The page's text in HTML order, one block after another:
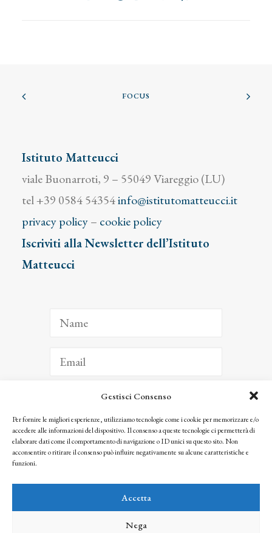
Gestisci Consenso
Per fornire le migliori esperienze, utilizziamo tecnologie come i cookie per memorizzare e/o
accedere alle informazioni del dispositivo. Il consenso a queste tecnologie ci permetterà di
elaborare dati come il comportamento di navigazione o ID unici su questo sito. Non
acconsentire o ritirare il consenso può influire negativamente su alcune caratteristiche e
funzioni.
Accetta
Nega
FOCUS
Istituto Matteucci
viale Buonarroti, 9 – 55049 Viareggio (LU)
tel +39 0584 54354info@istitutomatteucci.it
privacy policy– cookie policy
Iscriviti alla Newsletter dell’Istituto
Matteucci
ISCRIVITI
Facendo clic per iscriverti, riconosci che le tue informazioni saranno trattate
seguendo la nostra Privacy Policy
© 2025 Istituto Matteucci. All right reserved
l’autorizzazione scritta dei proprietari dei diritti e dell’Istituto Matteucci